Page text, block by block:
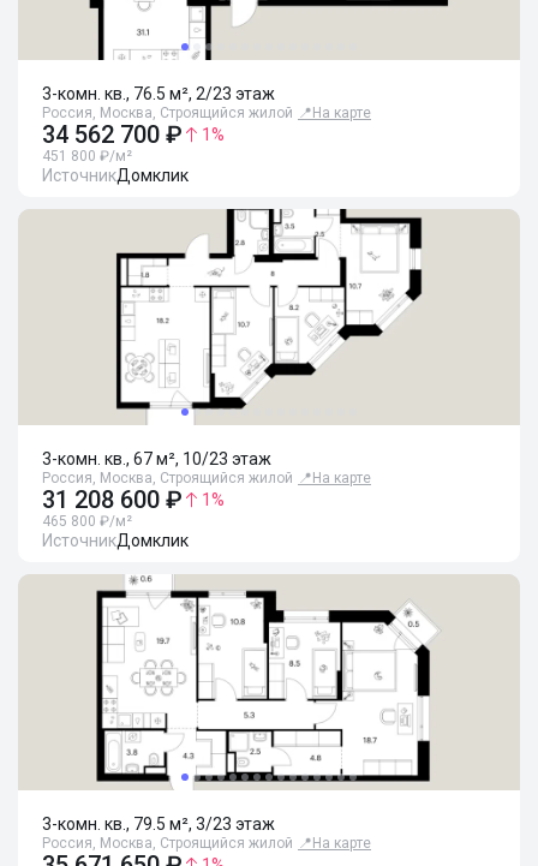
3-комн. кв., 76.5 м², 2/23 этаж
Россия, Москва, Строящийся жилой 📍 На карте
34 562 700 ₽ 1%
451 800 ₽/м²
ИсточникДомклик
3-комн. кв., 67 м², 10/23 этаж
Россия, Москва, Строящийся жилой 📍 На карте
31 208 600 ₽ 1%
465 800 ₽/м²
ИсточникДомклик
3-комн. кв., 79.5 м², 3/23 этаж
Россия, Москва, Строящийся жилой 📍 На карте